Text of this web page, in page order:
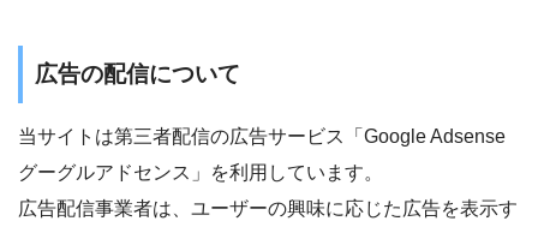
広告の配信について
当サイトは第三者配信の広告サービス「Google Adsense
グーグルアドセンス」を利用しています。
広告配信事業者は、ユーザーの興味に応じた広告を表示す